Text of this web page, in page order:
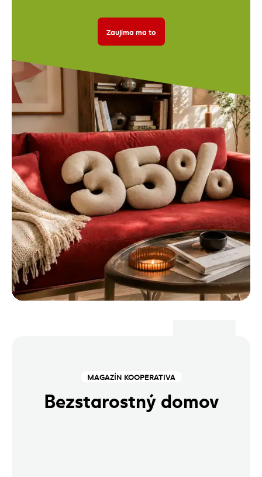
Banner: Zľava 35 % na poistenie
Zaujíma ma to
MAGAZÍN KOOPERATIVA
Bezstarostný domov